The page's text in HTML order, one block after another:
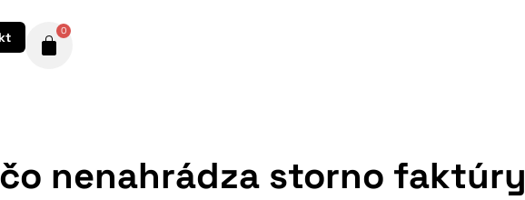
0
nenahrádza storno faktúry